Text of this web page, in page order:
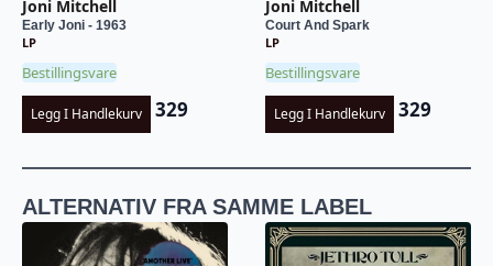
Joni Mitchell
Early Joni - 1963
LP
Bestillingsvare
Legg I Handlekurv 329
Joni Mitchell
Court And Spark
LP
Bestillingsvare
Legg I Handlekurv 329
ALTERNATIV FRA SAMME LABEL